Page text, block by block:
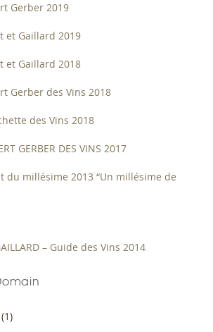
Gerber 2019
et Gaillard 2019
et Gaillard 2018
Gerber des Vins 2018
des Vins 2018
GERBER DES VINS 2017
du millésime 2013 “Un millésime de
– Guide des Vins 2014
(1)